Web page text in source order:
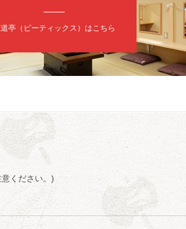
いじ（似顔絵）／笑福亭笑利／桂文太～仲入
／是常祐美
定
亭（ピーティックス）はこちら
注意ください。)